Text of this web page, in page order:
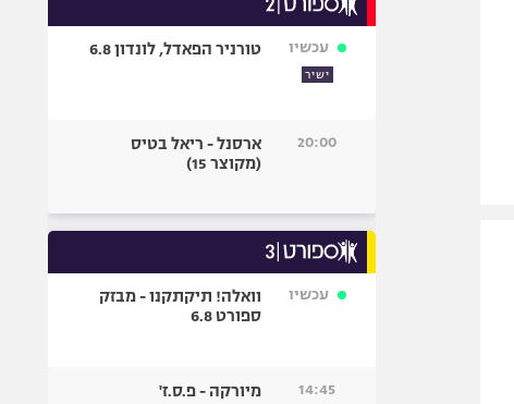
ספורט מוטורי
בייסבול MLB
גיימינג E-Sports
עכשיו
ישיר
טורניר הפאדל, לונדון 6.8
20:00
ארסנל - ריאל בטיס
(מקוצר 15)
עכשיו
וואלה! תיקתקנו - מבזק
ספורט 6.8
14:45 מיורקה - פ.ס.ז'